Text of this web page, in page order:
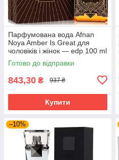
Парфумована вода Afnan
Noya Amber Is Great для
чоловіків і жінок — edp 100 ml
Готово до відправки
843,30 ₴ 937 ₴
Купити
–10%